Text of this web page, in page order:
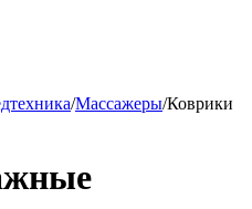
/Массажеры/Коврики